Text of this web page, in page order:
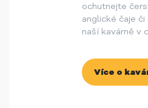
ochutnejte
anglické čaje
naší kavárně v
Více o